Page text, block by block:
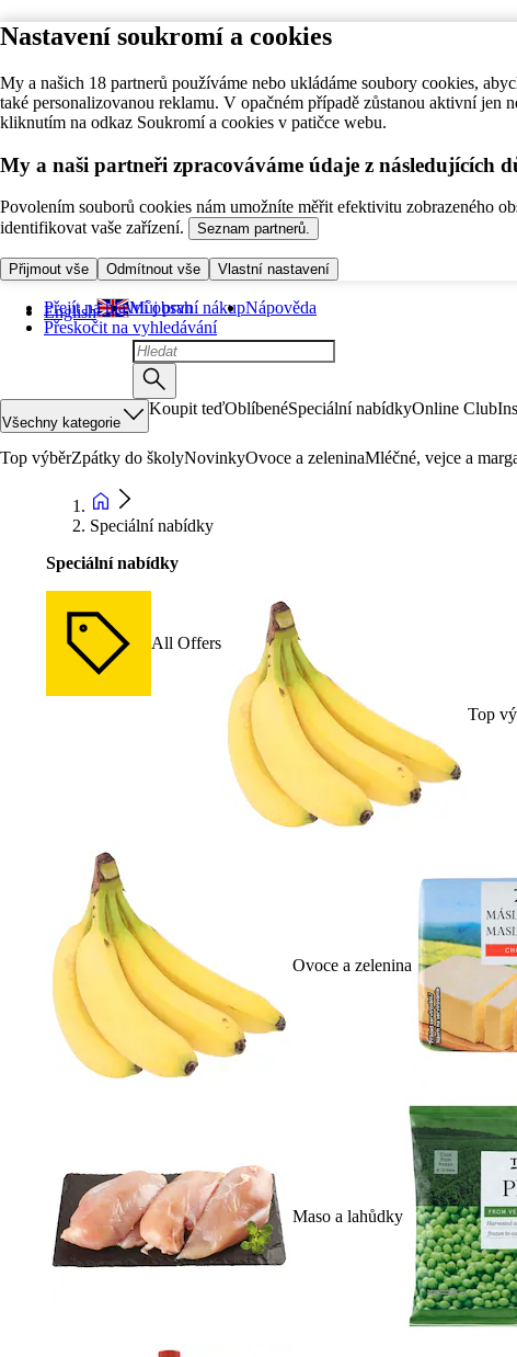
Nastavení soukromí a cookies
My a našich 18 partnerů používáme nebo ukládáme soubory cookies,
také personalizovanou reklamu. V opačném případě zůstanou aktivní
kliknutím na odkaz Soukromí a cookies v patičce webu.
My a naši partneři zpracováváme údaje z následujících
Povolením souborů cookies nám umožníte měřit efektivitu zobrazeného
identifikovat vaše zařízení.
Seznam partnerů.
Přijmout vše Odmítnout vše Vlastní nastavení
Přejít na hlavní obsah
Přeskočit na vyhledávání
English Můj první nákupNápověda
Všechny kategorie
Koupit teďOblíbenéSpeciální nabídkyOnline Club
Top výběrZpátky do školyNovinkyOvoce a zeleninaMléčné, vejce a
Speciální nabídky
Speciální nabídky
All Offers
Top
Ovoce a zelenina
Maso a lahůdky